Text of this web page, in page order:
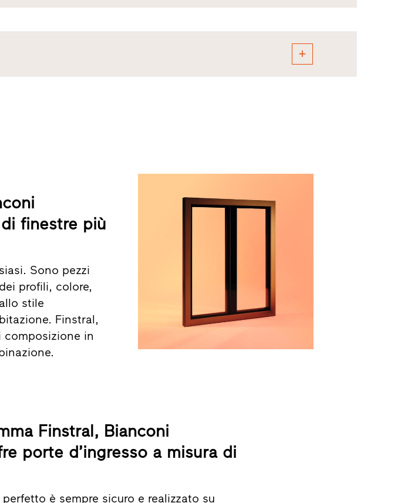
finestre più
Sono pezzi
profili, colore,
stile
Finstral,
composizione in
Finstral, Bianconi
porte d’ingresso a misura di
è sempre sicuro e realizzato su